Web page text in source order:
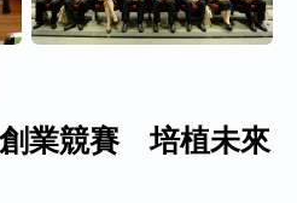
業競賽 培植未來